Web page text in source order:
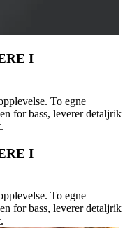
I
To egne
for bass, leverer detaljrik
I
To egne
for bass, leverer detaljrik